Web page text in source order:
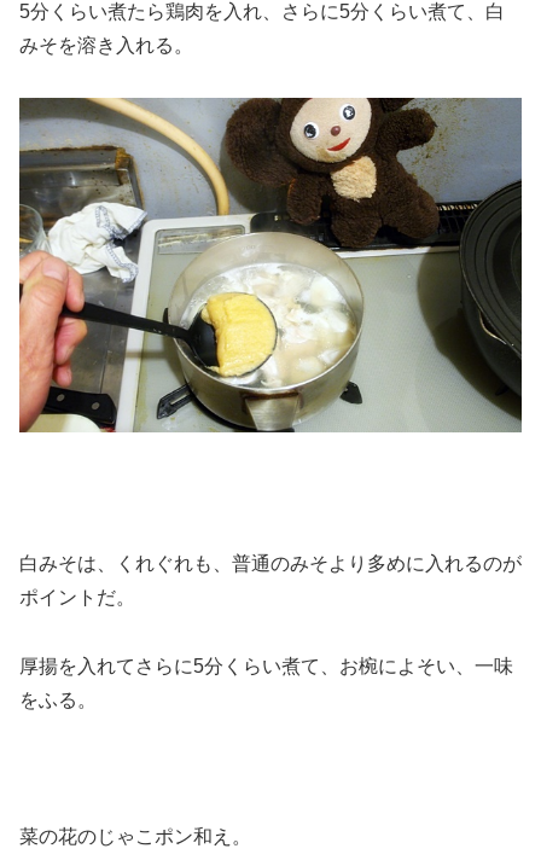
5分くらい煮たら鶏肉を入れ、さらに5分くらい煮て、白
みそを溶き入れる。
白みそは、くれぐれも、普通のみそより多めに入れるのが
ポイントだ。
厚揚を入れてさらに5分くらい煮て、お椀によそい、一味
をふる。
菜の花のじゃこポン和え。